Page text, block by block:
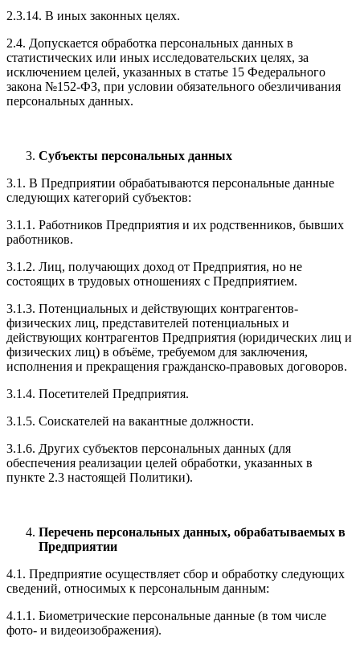
2.3.14. В иных законных целях.
2.4. Допускается обработка персональных данных в
статистических или иных исследовательских целях, за
исключением целей, указанных в статье 15 Федерального
закона №152-ФЗ, при условии обязательного обезличивания
персональных данных.
Субъекты персональных данных
3.1. В Предприятии обрабатываются персональные данные
следующих категорий субъектов:
3.1.1. Работников Предприятия и их родственников, бывших
работников.
3.1.2. Лиц, получающих доход от Предприятия, но не
состоящих в трудовых отношениях с Предприятием.
3.1.3. Потенциальных и действующих контрагентов-
физических лиц, представителей потенциальных и
действующих контрагентов Предприятия (юридических лиц и
физических лиц) в объёме, требуемом для заключения,
исполнения и прекращения гражданско-правовых договоров.
3.1.4. Посетителей Предприятия.
3.1.5. Соискателей на вакантные должности.
3.1.6. Других субъектов персональных данных (для
обеспечения реализации целей обработки, указанных в
пункте 2.3 настоящей Политики).
Перечень персональных данных, обрабатываемых в
Предприятии
4.1. Предприятие осуществляет сбор и обработку следующих
сведений, относимых к персональным данным:
4.1.1. Биометрические персональные данные (в том числе
фото- и видеоизображения).